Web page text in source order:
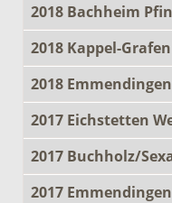
2018 Bachheim
2018 Kappel-
2018
2017 Eichstetten
2017 Buchholz/
2017